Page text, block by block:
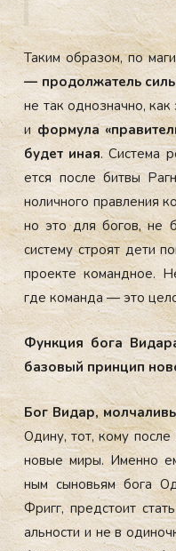
Та­ким об­ра­зом, по
— про­дол­жа­тель
не так од­нознач­но,
ифор­му­ла
бу­дет иная. Сис­те­ма
ет­ся пос­ле бит­вы
нолич­но­го прав­ле­ния
но это для бо­гов, не
сис­те­му стро­ят де­ти
про­ек­те ко­ман­дное.
где ко­ман­да — это
Фун­кция бо­га
ба­зовый прин­цип
Бог Ви­дар,
Оди­ну, тот, ко­му пос­ле
но­вые ми­ры. Имен­но
ным сы­новь­ям бо­га
Фригг, пред­сто­ит
аль­нос­ти и не в